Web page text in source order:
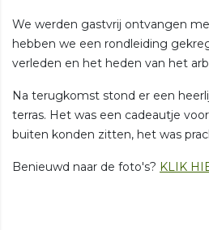
We werden gastvrij ontvangen
hebben we een rondleiding
verleden en het heden van het
Na terugkomst stond er een
terras. Het was een cadeautje
buiten konden zitten, het was
Benieuwd naar de foto's? KLIK